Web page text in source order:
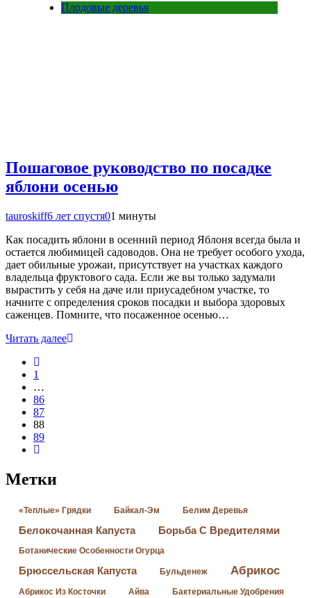
Плодовые деревья
Пошаговое руководство по посадке
яблони осенью
tauroskiff6 лет спустя01 минуты
Как посадить яблони в осенний период Яблоня всегда была и
остается любимицей садоводов. Она не требует особого ухода,
дает обильные урожаи, присутствует на участках каждого
владельца фруктового сада. Если же вы только задумали
вырастить у себя на даче или приусадебном участке, то
начните с определения сроков посадки и выбора здоровых
саженцев. Помните, что посаженное осенью…
Читать далее
1
…
86
87
88
89
Метки
«Теплые» Грядки Байкал-Эм Белим Деревья
Белокочанная Капуста Борьба С Вредителями
Ботанические Особенности Огурца
Брюссельская Капуста Бульденеж Абрикос
Абрикос Из Косточки Айва Бактериальные Удобрения